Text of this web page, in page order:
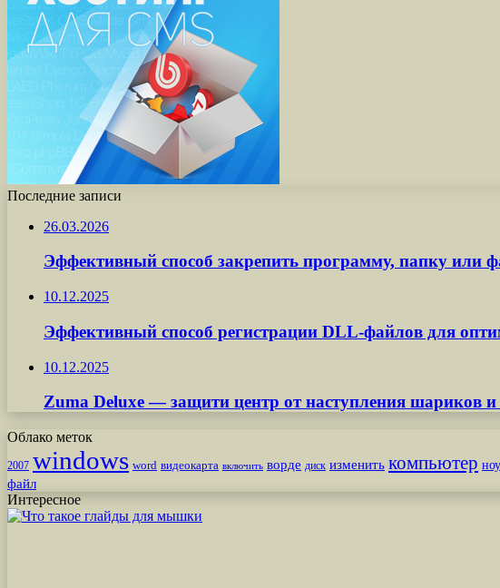
Последние записи
26.03.2026
Эффективный способ закрепить программу, папку или
10.12.2025
Эффективный способ регистрации DLL-файлов для
10.12.2025
Zuma Deluxe — защити центр от наступления шариков
Облако меток
2007 windows word видеокарта включить ворде диск изменить компьютер
файл
Интересное